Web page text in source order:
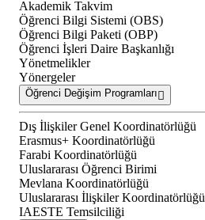
Akademik Takvim
Öğrenci Bilgi Sistemi (OBS)
Öğrenci Bilgi Paketi (OBP)
Öğrenci İşleri Daire Başkanlığı
Yönetmelikler
Yönergeler
Öğrenci Değişim Programları
Dış İlişkiler Genel Koordinatörlüğü
Erasmus+ Koordinatörlüğü
Farabi Koordinatörlüğü
Uluslararası Öğrenci Birimi
Mevlana Koordinatörlüğü
Uluslararası İlişkiler Koordinatörlüğü
IAESTE Temsilciliği